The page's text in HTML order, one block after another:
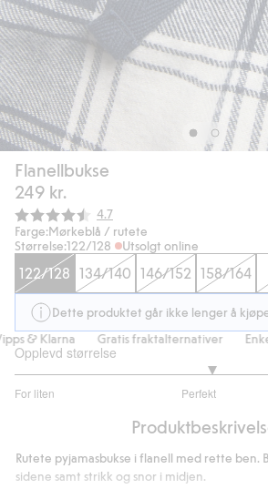
Flanellbukse
249 kr.
Gjennomsnittskarakter:
4.7
Farge:Mørkeblå / rutete
Størrelse:122/128 Utsolgt online
122/128 134/140 146/152 158/164
Dette produktet går ikke lenger å
& Klarna
Gratis fraktalternativer
Opplevd størrelse
For liten Perfekt
av
15
stemmer
Rutete pyjamasbukse i flanell med rette ben.
sidene samt strikk og snor i midjen.